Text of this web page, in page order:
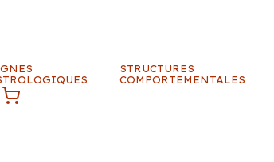
STRUCTURES
COMPORTEMENTALES